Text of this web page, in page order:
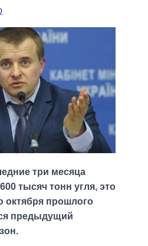
ПОЛИТИКОВ
три месяца
тысяч тонн угля, это
октября прошлого
предыдущий